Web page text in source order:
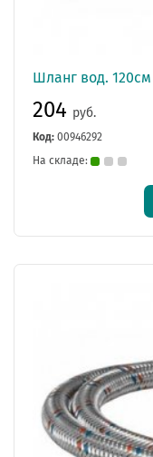
Шланг вод.
204 руб.
Код: 00946292
На складе: